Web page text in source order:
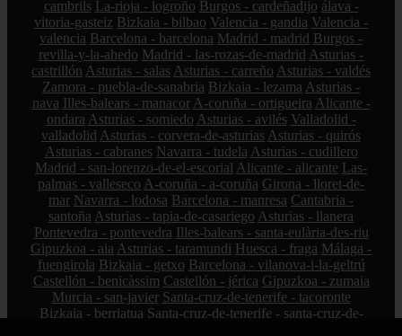
cambrils La-rioja - logroño Burgos - cardeñadijo álava -
vitoria-gasteiz Bizkaia - bilbao Valencia - gandia Valencia -
valencia Barcelona - barcelona Madrid - madrid Burgos -
revilla-y-la-ahedo Madrid - las-rozas-de-madrid Asturias -
castrillón Asturias - salas Asturias - carreño Asturias - valdés
Zamora - puebla-de-sanabria Bizkaia - lezama Asturias -
nava Illes-balears - manacor A-coruña - ortigueira Alicante -
ondara Asturias - somiedo Asturias - avilés Valladolid -
valladolid Asturias - corvera-de-asturias Asturias - quirós
Asturias - cabranes Navarra - tudela Asturias - cudillero
Madrid - san-lorenzo-de-el-escorial Alicante - alicante Las-
palmas - valleseco A-coruña - a-coruña Girona - lloret-de-
mar Navarra - lodosa Barcelona - manresa Cantabria -
santoña Asturias - tapia-de-casariego Asturias - llanera
Pontevedra - pontevedra Illes-balears - santa-eulària-des-riu
Gipuzkoa - aia Asturias - taramundi Huesca - fraga Málaga -
fuengirola Bizkaia - getxo Barcelona - vilanova-i-la-geltrú
Castellón - benicàssim Castellón - jérica Gipuzkoa - zumaia
Murcia - san-javier Santa-cruz-de-tenerife - tacoronte
Bizkaia - berriatua Santa-cruz-de-tenerife - santa-cruz-de-